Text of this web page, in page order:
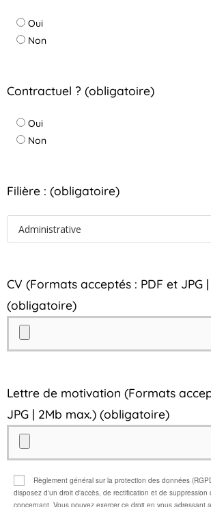
Oui
Non
Contractuel ? (obligatoire)
Oui
Non
Filière : (obligatoire)
CV (Formats acceptés : PDF et JPG
(obligatoire)
Lettre de motivation (Formats
JPG | 2Mb max.) (obligatoire)
Règlement général sur la protection des données
disposez d'un droit d'accès, de rectification et de suppression